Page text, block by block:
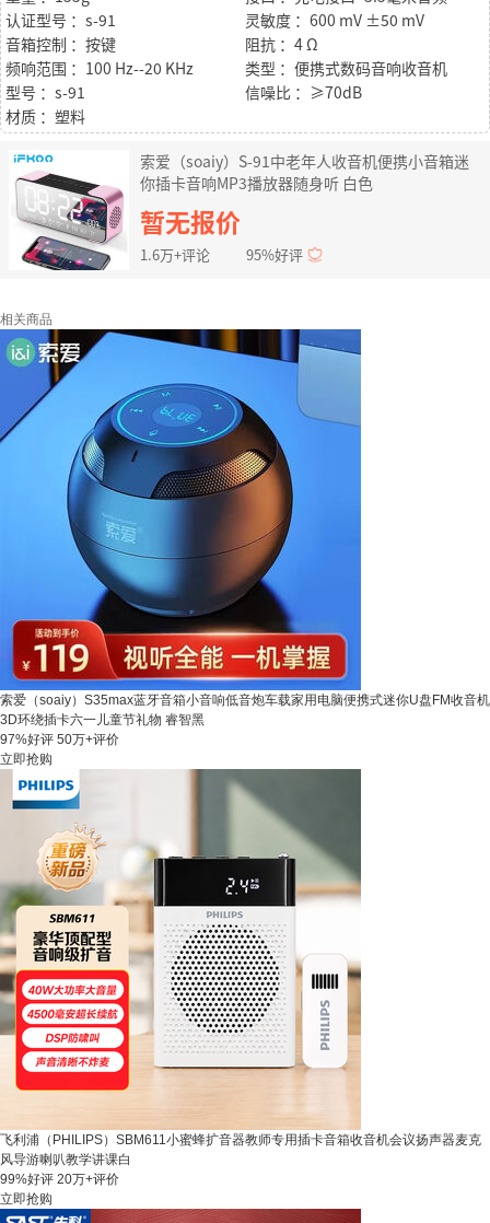
认证型号 ：s-91
灵敏度 ：600 mV ±50 mV
音箱控制 ：按键
阻抗 ：4 Ω
频响范围 ：100 Hz--20 KHz
类型 ：便携式数码音响收音机
型号 ：s-91
信噪比 ：≥70dB
材质 ：塑料
索爱（soaiy）S-91中老年人收音机便携小音箱迷
你插卡音响MP3播放器随身听 白色
暂无报价
1.6万+评论 95%好评
相关商品
索爱（soaiy）S35max蓝牙音箱小音响低音炮车载家用电脑便携式迷你U盘FM收音机
3D环绕插卡六一儿童节礼物 睿智黑
97%好评 50万+评价
立即抢购
飞利浦（PHILIPS）SBM611小蜜蜂扩音器教师专用插卡音箱收音机会议扬声器麦克
风导游喇叭教学讲课白
99%好评 20万+评价
立即抢购